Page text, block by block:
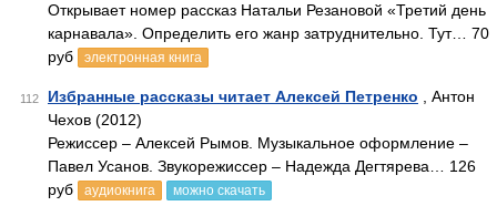
Открывает номер рассказ Натальи Резановой «Третий день
карнавала». Определить его жанр затруднительно. Тут… 70
руб
электронная книга
112 Избранные рассказы читает Алексей Петренко , Антон
Чехов (2012)
Режиссер – Алексей Рымов. Музыкальное оформление –
Павел Усанов. Звукорежиссер – Надежда Дегтярева… 126
руб
аудиокнига можно скачать